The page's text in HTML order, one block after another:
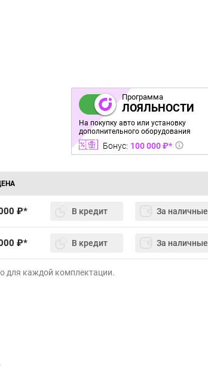
Программа
ЛОЯЛЬНОСТИ
На покупку авто или установку
дополнительного оборудования
Бонус: 100 000 ₽*
₽* В кредит За наличные
₽* В кредит За наличные
для каждой комплектации.